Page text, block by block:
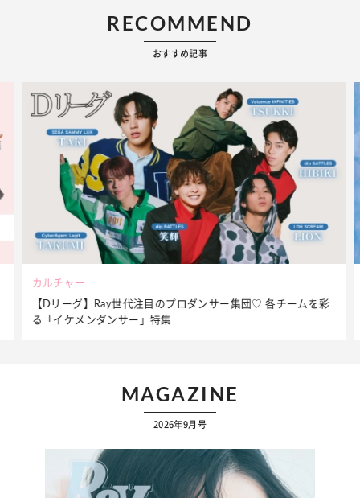
RECOMMEND
おすすめ記事
♡ 各チームを彩
夏だからこそ“水分”が大切！くずれないメイクを
ケア】アイテム3選
MAGAZINE
2026年9月号